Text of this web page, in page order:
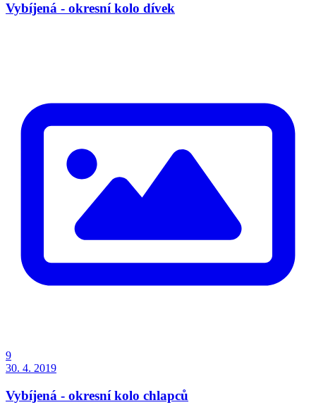
Vybíjená - okresní kolo dívek
9
30. 4. 2019
Vybíjená - okresní kolo chlapců